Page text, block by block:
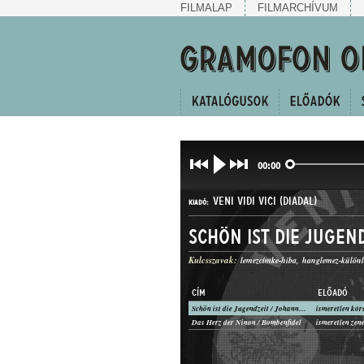
FILMALAP FILMARCHÍVUM
00:00
KIADÓ: VENI VIDI VICI (DIADAL)
LEMEZSZÁM: D 406
Schön ist die
Kulcsszavak: lemezcímke-hiba hanglemez-
CÍM ELŐADÓ
Schön ist die Jugendzeit / Johannes hat sein Hut ismeretlen
Das Herz der Ninon / Bombenfidel
ismeretlen